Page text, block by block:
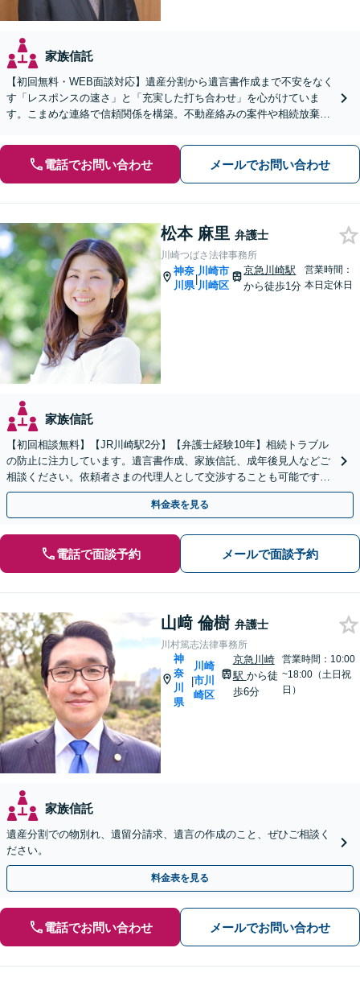
家族信託
【初回無料・WEB面談対応】遺産分割から遺言書作成まで不安をなく
す「レスポンスの速さ」と「充実した打ち合わせ」を心がけていま
す。こまめな連絡で信頼関係を構築。不動産絡みの案件や相続放棄
電話でお問い合わせ メールでお問い合わせ
松本 麻里 弁護士
川崎つばさ法律事務所
神奈
川県
|
川崎市
川崎区
京急川崎駅
から徒歩1分
営業時間：
本日定休日
家族信託
【初回相談無料】【JR川崎駅2分】【弁護士経験10年】相続トラブル
の防止に注力しています。遺言書作成、家族信託、成年後見人などご
相談ください。依頼者さまの代理人として交渉することも可能です
【土日祝対応可】
料金表を見る
電話で面談予約 メールで面談予約
山﨑 倫樹 弁護士
川村篤志法律事務所
神
奈
川
県
|
川崎
市川
崎区
京急川崎
駅 から徒
歩6分
営業時間：10:00
~18:00（土日祝
日）
家族信託
遺産分割での物別れ、遺留分請求、遺言の作成のこと、ぜひご相談く
ださい。
料金表を見る
電話でお問い合わせ メールでお問い合わせ